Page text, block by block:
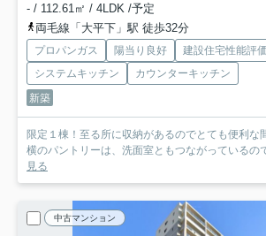
- / 112.61㎡ / 4LDK /予定
両毛線「大平下」駅 徒歩32分
プロパンガス 陽当り良好 建設住宅性能評
システムキッチン
カウンターキッチン
新築
限定１棟！至る所に収納があるのでとても便利な
横のパントリーは、洗面室ともつながっているの
見る
中古マンション